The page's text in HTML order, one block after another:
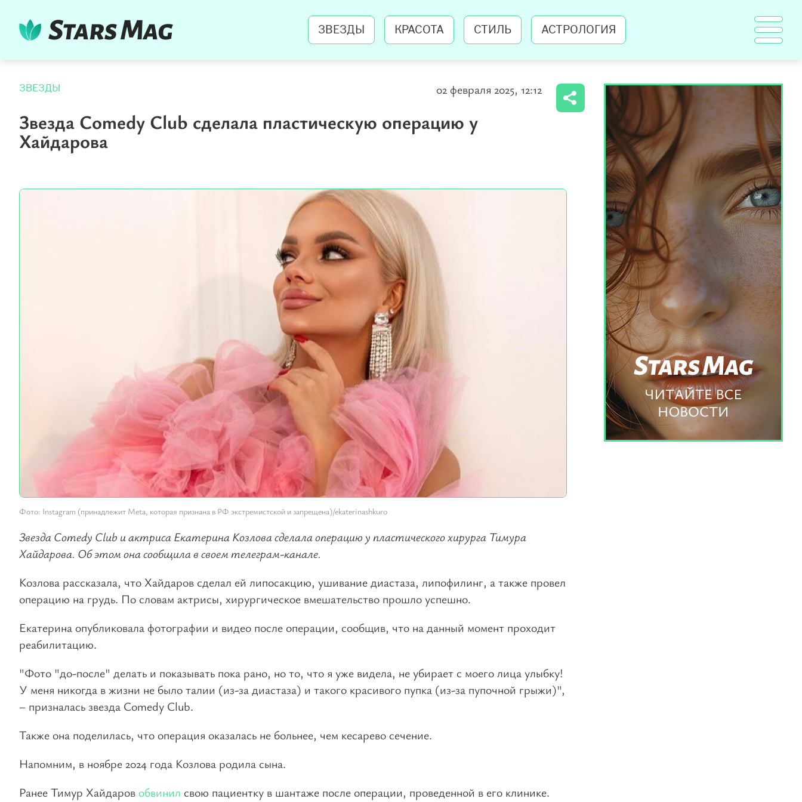
ЗВЕЗДЫ КРАСОТА СТИЛЬ АСТРОЛОГИЯ
ЗВЕЗДЫ 02 февраля 2025, 12:12
Звезда Comedy Club сделала пластическую операцию у
Хайдарова
Фото: Instagram (принадлежит Meta, которая признана в РФ экстремистской и запрещена)/ekaterinashkuro
Звезда Comedy Club и актриса Екатерина Козлова сделала операцию у пластического хирурга Тимура
Хайдарова. Об этом она сообщила в своем телеграм-канале.
Козлова рассказала, что Хайдаров сделал ей липосакцию, ушивание диастаза, липофилинг, а также провел
операцию на грудь. По словам актрисы, хирургическое вмешательство прошло успешно.
Екатерина опубликовала фотографии и видео после операции, сообщив, что на данный момент проходит
реабилитацию.
"Фото "до-после" делать и показывать пока рано, но то, что я уже видела, не убирает с моего лица улыбку!
У меня никогда в жизни не было талии (из-за диастаза) и такого красивого пупка (из-за пупочной грыжи)",
– призналась звезда Comedy Club.
Также она поделилась, что операция оказалась не больнее, чем кесарево сечение.
Напомним, в ноябре 2024 года Козлова родила сына.
Ранее Тимур Хайдаров обвинил свою пациентку в шантаже после операции, проведенной в его клинике.